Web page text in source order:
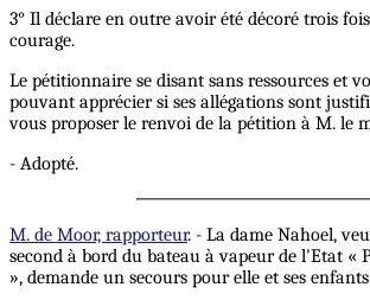
3° Il déclare en outre avoir été décoré trois
courage.
Le pétitionnaire se disant sans ressources et
pouvant apprécier si ses allégations sont
vous proposer le renvoi de la pétition à M. le
- Adopté.
M. de Moor, rapporteur. - La dame Nahoel,
second à bord du bateau à vapeur de l'Etat «
», demande un secours pour elle et ses